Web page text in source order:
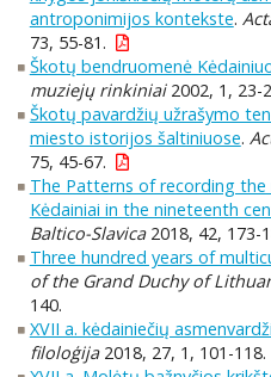
antroponimijos kontekste.
73, 55-81.
Škotų bendruomenė
muziejų rinkiniai2002, 1, 23-
Škotų pavardžių užrašymo
miesto istorijos šaltiniuose.
75, 45-67.
The Patterns of recording
Kėdainiai in the nineteenth
Baltico-Slavica2018, 42, 173-
Three hundred years of
of the Grand Duchy of
140.
XVII a. kėdainiečių
filoloģija2018, 27, 1, 101-118.